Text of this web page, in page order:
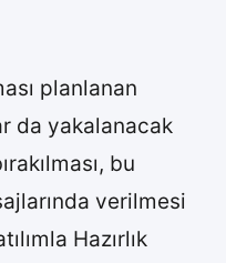
planlanan
da yakalanacak
bu
verilmesi
Hazırlık